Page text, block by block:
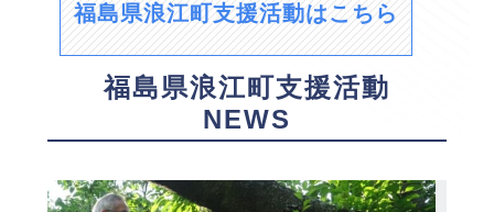
福島県浪江町支援活動はこちら
福島県浪江町支援活動
NEWS